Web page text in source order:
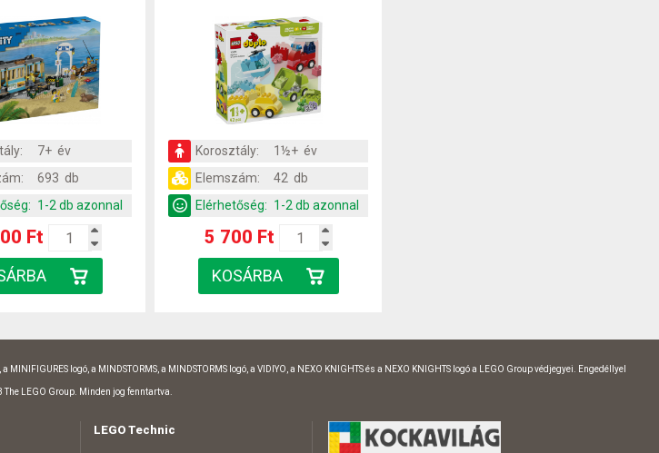
7+ év
693 db
1-2 db azonnal
Ft
Korosztály:
1½+ év
Elemszám:
42 db
Elérhetőség: 1-2 db azonnal
5 700 Ft
logó, a MINDSTORMS, a MINDSTORMS logó, a VIDIYO, a NEXO KNIGHTS és a NEXO KNIGHTS logó a LEGO Group védjegyei. Engedéllyel
LEGO Group. Minden jog fenntartva.
LEGO Technic